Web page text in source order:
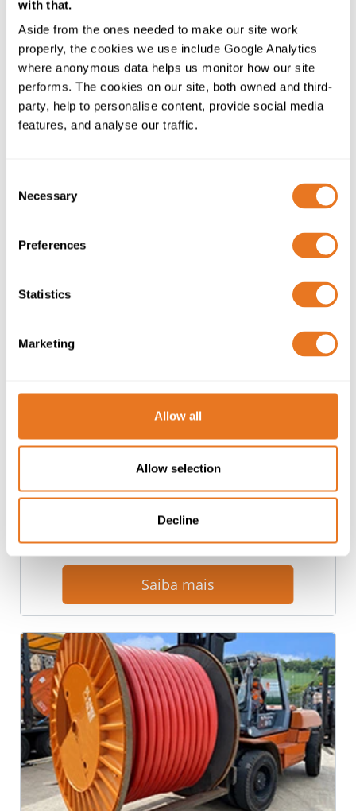
with that.
Aside from the ones needed to make our site work
properly, the cookies we use include Google Analytics
where anonymous data helps us monitor how our site
performs. The cookies on our site, both owned and third-
party, help to personalise content, provide social media
features, and analyse our traffic.
Selection
Necessary
Preferences
Statistics
Marketing
Allow all
Allow selection
Decline
Ambiental e Gestão de Saúde e Segurança
Tome medidas formais em requisitos de âmbito
ético incluindo uma Política contra a Escravatura
Moderna, Política Ambiental, e Política Anti-
Suborno.
Para mais informação sobre como trabalhar connosco,
contacte-nos emsuppliers@elandcables.com
ASG e Sustentabilidade
Saiba mais